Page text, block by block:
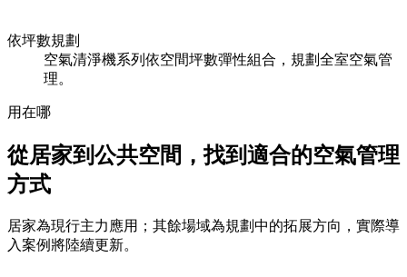
依坪數規劃
空氣清淨機系列依空間坪數彈性組合，規劃全室空氣管
理。
用在哪
從居家到公共空間，找到適合的空氣管理
方式
居家為現行主力應用；其餘場域為規劃中的拓展方向，實際導
入案例將陸續更新。